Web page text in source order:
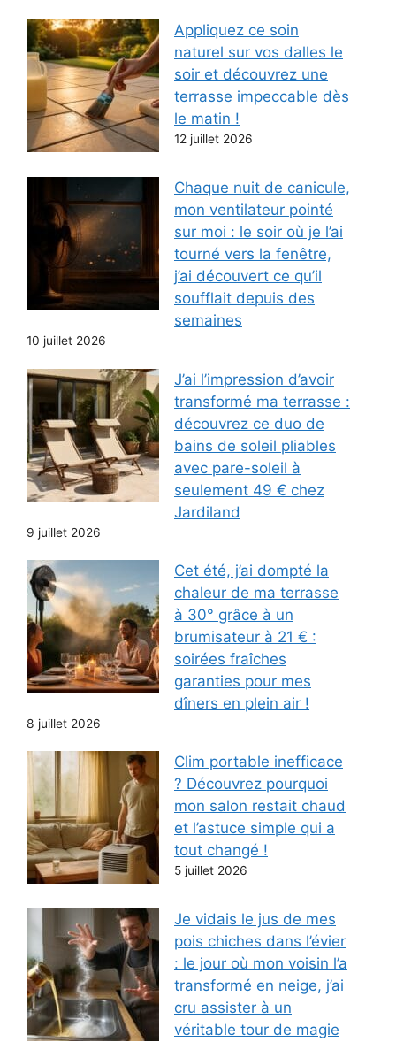
Appliquez ce soin
naturel sur vos dalles le
soir et découvrez une
terrasse impeccable dès
le matin !
12 juillet 2026
Chaque nuit de canicule,
mon ventilateur pointé
sur moi : le soir où je l’ai
tourné vers la fenêtre,
j’ai découvert ce qu’il
soufflait depuis des
semaines
10 juillet 2026
J’ai l’impression d’avoir
transformé ma terrasse :
découvrez ce duo de
bains de soleil pliables
avec pare-soleil à
seulement 49 € chez
Jardiland
9 juillet 2026
Cet été, j’ai dompté la
chaleur de ma terrasse
à 30° grâce à un
brumisateur à 21 € :
soirées fraîches
garanties pour mes
dîners en plein air !
8 juillet 2026
Clim portable inefficace
? Découvrez pourquoi
mon salon restait chaud
et l’astuce simple qui a
tout changé !
5 juillet 2026
Je vidais le jus de mes
pois chiches dans l’évier
: le jour où mon voisin l’a
transformé en neige, j’ai
cru assister à un
véritable tour de magie